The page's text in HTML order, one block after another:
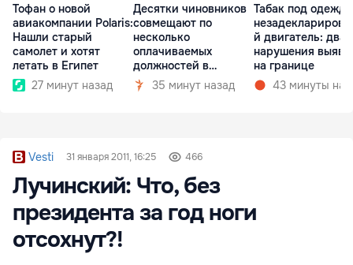
Тофан о новой
авиакомпании Polaris:
Нашли старый
самолет и хотят
летать в Египет
27 минут назад
Десятки чиновников
совмещают по
несколько
оплачиваемых
должностей в
госкомпаниях
35 минут назад
Табак под
й двигатель: два
нарушения
на границе
43 минуты
Vesti 31 января 2011, 16:25 466
Лучинский: Что, без
президента за год ноги
отсохнут?!